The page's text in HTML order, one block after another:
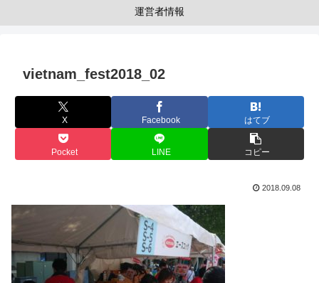
運営者情報
vietnam_fest2018_02
X Facebook はてブ
Pocket LINE コピー
2018.09.08